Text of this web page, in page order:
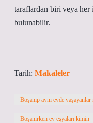
taraflardan biri veya her
bulunabilir.
Tarih: Makaleler
Boşanıp aynı evde
Boşanırken ev eşyaları kimin